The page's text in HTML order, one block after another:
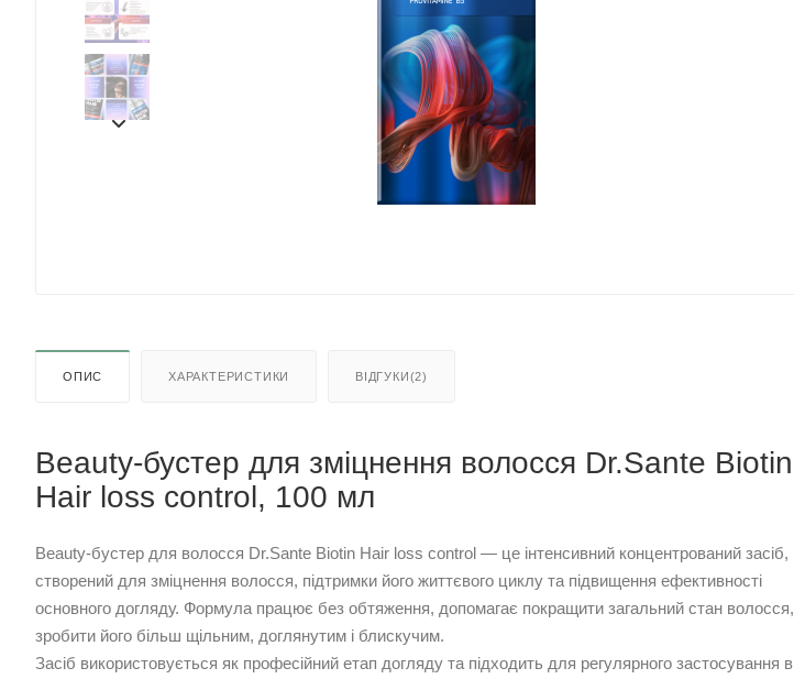
ОПИС ХАРАКТЕРИСТИКИ ВІДГУКИ(2)
Beauty-бустер для зміцнення волосся Dr.Sante Biotin
Hair loss control, 100 мл
Beauty-бустер для волосся Dr.Sante Biotin Hair loss control — це інтенсивний концентрований засіб,
створений для зміцнення волосся, підтримки його життєвого циклу та підвищення ефективності
основного догляду. Формула працює без обтяження, допомагає покращити загальний стан волосся,
зробити його більш щільним, доглянутим і блискучим.
Засіб використовується як професійний етап догляду та підходить для регулярного застосування в